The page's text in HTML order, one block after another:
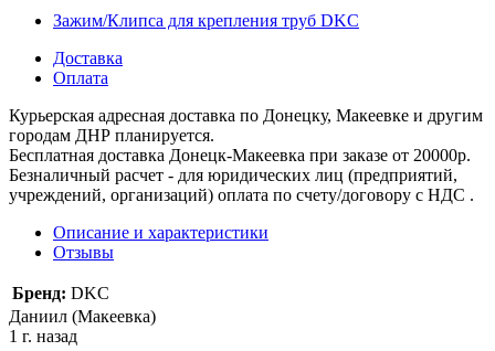
Зажим/Клипса для крепления труб DKC
Доставка
Оплата
Курьерская адресная доставка по Донецку, Макеевке и другим
городам ДНР планируется.
Бесплатная доставка Донецк-Макеевка при заказе от 20000р.
Безналичный расчет - для юридических лиц (предприятий,
учреждений, организаций) оплата по счету/договору с НДС .
Описание и характеристики
Отзывы
Бренд: DKC
Даниил (Макеевка)
1 г. назад